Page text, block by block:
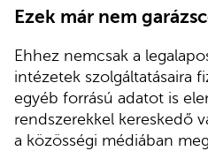
Ezek már nem
Ehhez nemcsak a
intézetek szolgáltatásaira
egyéb forrású adatot is
rendszerekkel kereskedő
a közösségi médiában